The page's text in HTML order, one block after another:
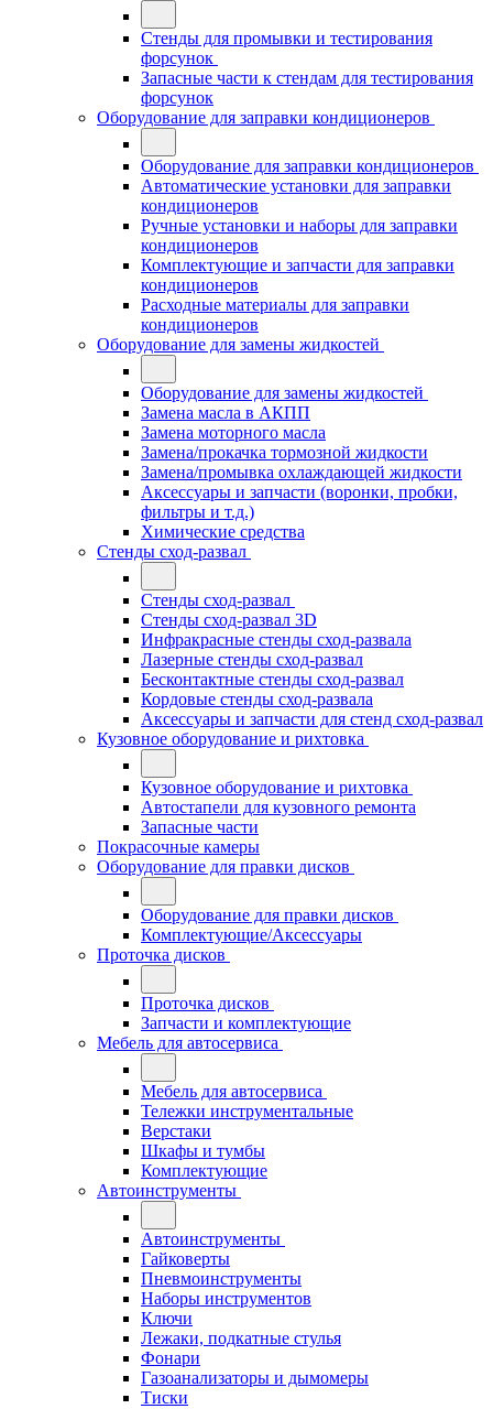
Стенды для промывки и тестирования
форсунок
Запасные части к стендам для тестирования
форсунок
Оборудование для заправки кондиционеров
Оборудование для заправки кондиционеров
Автоматические установки для заправки
кондиционеров
Ручные установки и наборы для заправки
кондиционеров
Комплектующие и запчасти для заправки
кондиционеров
Расходные материалы для заправки
кондиционеров
Оборудование для замены жидкостей
Оборудование для замены жидкостей
Замена масла в АКПП
Замена моторного масла
Замена/прокачка тормозной жидкости
Замена/промывка охлаждающей жидкости
Аксессуары и запчасти (воронки, пробки,
фильтры и т.д.)
Химические средства
Стенды сход-развал
Стенды сход-развал
Стенды сход-развал 3D
Инфракрасные стенды сход-развала
Лазерные стенды сход-развал
Бесконтактные стенды сход-развал
Кордовые стенды сход-развала
Аксессуары и запчасти для стенд сход-развал
Кузовное оборудование и рихтовка
Кузовное оборудование и рихтовка
Автостапели для кузовного ремонта
Запасные части
Покрасочные камеры
Оборудование для правки дисков
Оборудование для правки дисков
Комплектующие/Аксессуары
Проточка дисков
Проточка дисков
Запчасти и комплектующие
Мебель для автосервиса
Мебель для автосервиса
Тележки инструментальные
Верстаки
Шкафы и тумбы
Комплектующие
Автоинструменты
Автоинструменты
Гайковерты
Пневмоинструменты
Наборы инструментов
Ключи
Лежаки, подкатные стулья
Фонари
Газоанализаторы и дымомеры
Тиски